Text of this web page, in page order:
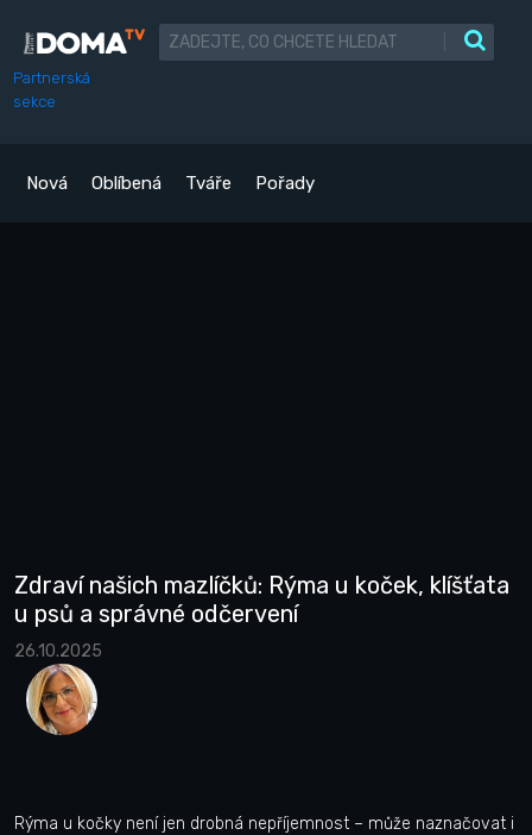
Partnerská
sekce
Nová Oblíbená Tváře Pořady
Zdraví našich mazlíčků: Rýma u koček, klíšťata
u psů a správné odčervení
26.10.2025
Rýma u kočky není jen drobná nepříjemnost – může naznačovat i